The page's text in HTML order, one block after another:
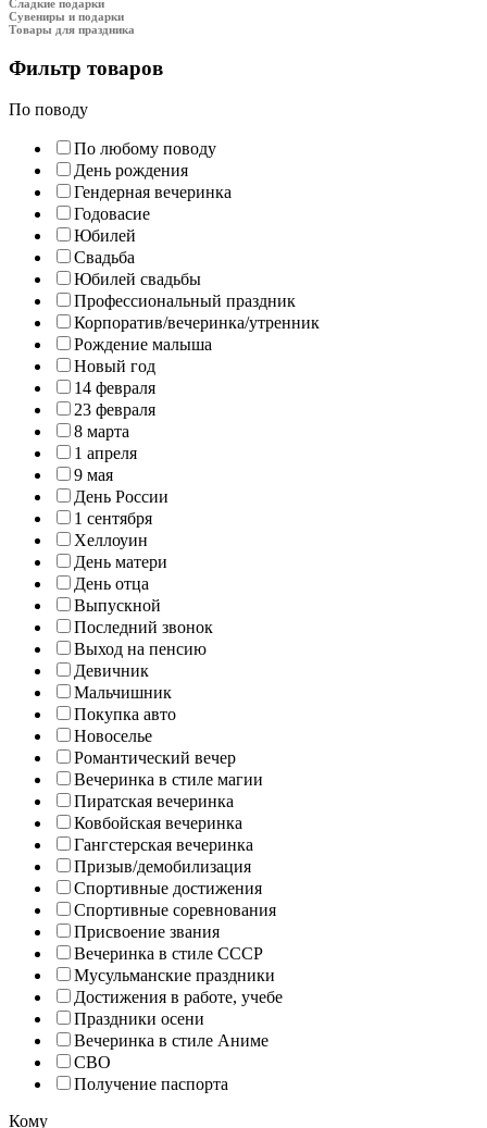
Сладкие подарки
Сувениры и подарки
Товары для праздника
Фильтр товаров
По поводу
По любому поводу
День рождения
Гендерная вечеринка
Годовасие
Юбилей
Свадьба
Юбилей свадьбы
Профессиональный праздник
Корпоратив/вечеринка/утренник
Рождение малыша
Новый год
14 февраля
23 февраля
8 марта
1 апреля
9 мая
День России
1 сентября
Хеллоуин
День матери
День отца
Выпускной
Последний звонок
Выход на пенсию
Девичник
Мальчишник
Покупка авто
Новоселье
Романтический вечер
Вечеринка в стиле магии
Пиратская вечеринка
Ковбойская вечеринка
Гангстерская вечеринка
Призыв/демобилизация
Спортивные достижения
Спортивные соревнования
Присвоение звания
Вечеринка в стиле СССР
Мусульманские праздники
Достижения в работе, учебе
Праздники осени
Вечеринка в стиле Аниме
СВО
Получение паспорта
Кому